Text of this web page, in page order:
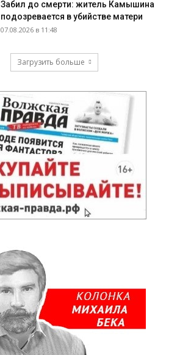
Забил до смерти: житель Камышина
подозревается в убийстве матери
07.08.2026 в 11:48
Загрузить больше